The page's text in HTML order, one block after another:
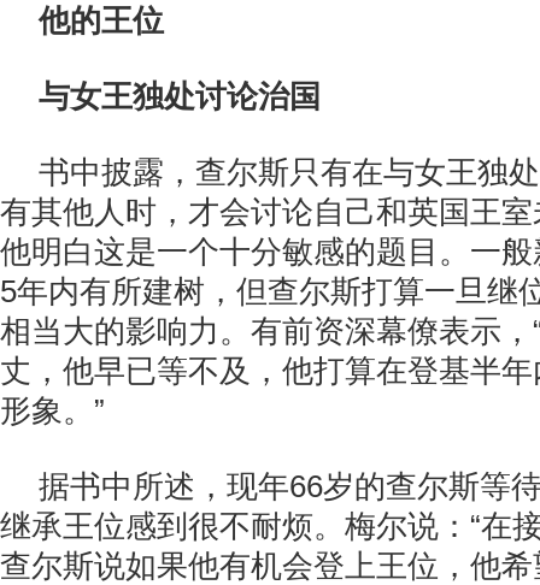
他的王位
与女王独处讨论治国
书中披露，查尔斯只有在与女王独
有其他人时，才会讨论自己和英国王
他明白这是一个十分敏感的题目。一
5年内有所建树，但查尔斯打算一旦继
相当大的影响力。有前资深幕僚表示，
丈，他早已等不及，他打算在登基半
形象。”
据书中所述，现年66岁的查尔斯等
继承王位感到很不耐烦。梅尔说：“在
查尔斯说如果他有机会登上王位，他